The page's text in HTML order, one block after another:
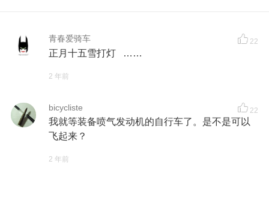
青春爱骑车 22
正月十五雪打灯 ……
2 年前
bicycliste 22
我就等装备喷气发动机的自行车了。是不是可以
飞起来？
2 年前